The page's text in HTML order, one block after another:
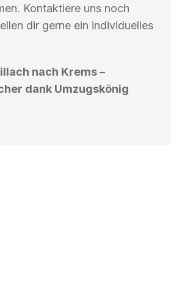
Kontaktiere uns noch
dir gerne ein individuelles
nach Krems –
dank Umzugskönig